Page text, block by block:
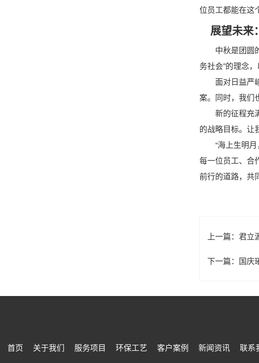
位员工都能在这
展望未来
中秋是团圆的
务社会”的理念
面对日益严峻
案。同时，我们
新的征程充满
的战略目标。让
“海上生明月
每一位员工、合
前行的道路，共
上一篇： 君立
下一篇： 国庆
首页 关于我们 服务项目 环保工艺 客户案例 新闻资讯 联系